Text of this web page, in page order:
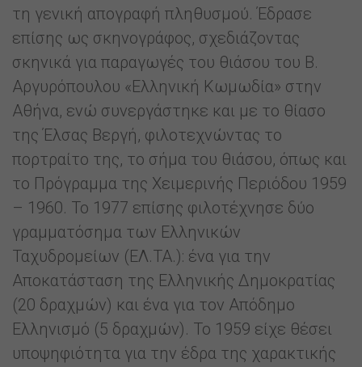
τη γενική απογραφή πληθυσμού. Έδρασε
επίσης ως σκηνογράφος, σχεδιάζοντας
σκηνικά για παραγωγές του θιάσου του Β.
Αργυρόπουλου «Ελληνική Κωμωδία» στην
Αθήνα, ενώ συνεργάστηκε και με το θίασο
της Έλσας Βεργή, φιλοτεχνώντας το
πορτραίτο της, το σήμα του θιάσου, όπως και
το Πρόγραμμα της Χειμερινής Περιόδου 1959
– 1960. Το 1977 επίσης φιλοτέχνησε δύο
γραμματόσημα των Ελληνικών
Ταχυδρομείων (ΕΛ.ΤΑ.): ένα για την
Αποκατάσταση της Ελληνικής Δημοκρατίας
(20 δραχμών) και ένα για τον Απόδημο
Ελληνισμό (5 δραχμών). Το 1959 είχε θέσει
υποψηφιότητα για την έδρα της χαρακτικής